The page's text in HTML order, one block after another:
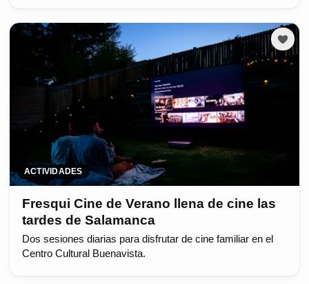
ACTIVIDADES
Fresqui Cine de Verano llena de cine las
tardes de Salamanca
Dos sesiones diarias para disfrutar de cine familiar en el
Centro Cultural Buenavista.